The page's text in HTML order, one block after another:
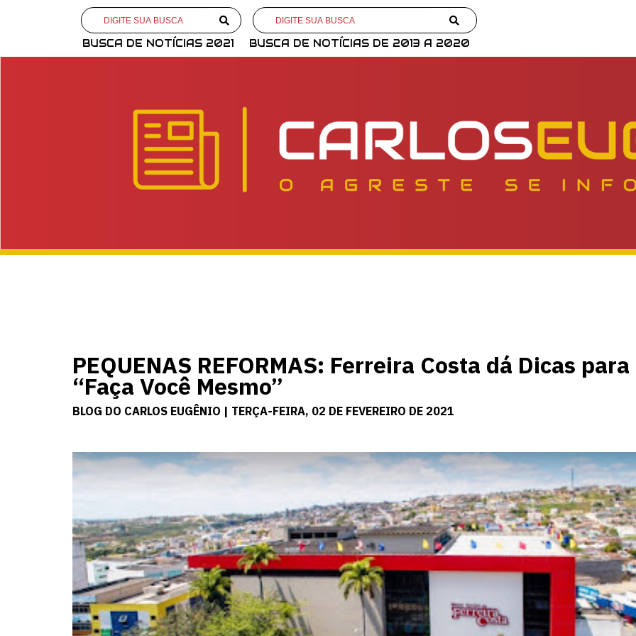
BUSCA DE NOTÍCIAS 2021 BUSCA DE NOTÍCIAS DE 2013 A 2020
PEQUENAS REFORMAS: Ferreira Costa dá Dicas para
“Faça Você Mesmo”
BLOG DO CARLOS EUGÊNIO | TERÇA-FEIRA, 02 DE FEVEREIRO DE 2021